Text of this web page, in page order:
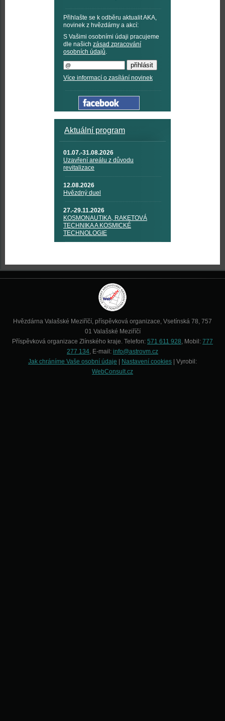
Přihlašte se k odběru aktualit AKA,
novinek z hvězdárny a akcí:
S Vašimi osobními údaji pracujeme
dle našich zásad zpracování
osobních údajů.
Více informací o zasílání novinek
Aktuální program
01.07.-31.08.2026
Uzavření areálu z důvodu
revitalizace
12.08.2026
Hvězdný duel
27.-29.11.2026
KOSMONAUTIKA, RAKETOVÁ
TECHNIKA A KOSMICKÉ
TECHNOLOGIE
Hvězdárna Valašské Meziříčí, příspěvková organizace, Vsetínská 78, 757
01 Valašské Meziříčí
Příspěvková organizace Zlínského kraje. Telefon: 571 611 928, Mobil: 777
277 134, E-mail: info@astrovm.cz
Jak chráníme Vaše osobní údaje
Nastavení cookies | Vyrobil:
WebConsult.cz